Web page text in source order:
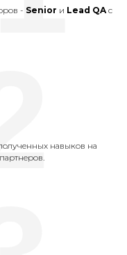
- Senior и Lead QAс
навыков на